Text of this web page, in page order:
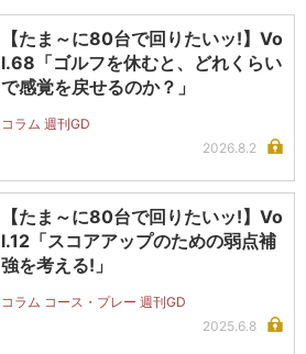
【たま～に80台で回りたいッ!】Vo
l.68「ゴルフを休むと、どれくらい
で感覚を戻せるのか？」
コラム 週刊GD
2026.8.2
【たま～に80台で回りたいッ!】Vo
l.12「スコアアップのための弱点補
強を考える!」
コラム コース・プレー 週刊GD
2025.6.8